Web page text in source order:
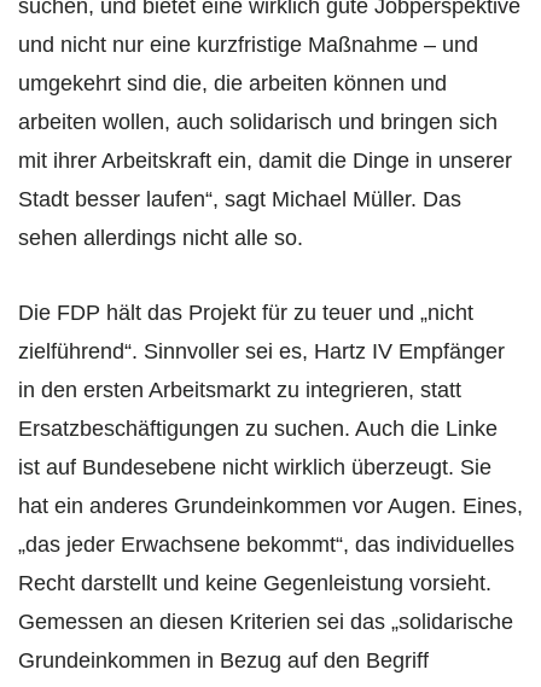
suchen, und bietet eine wirklich gute Jobperspektive
und nicht nur eine kurzfristige Maßnahme – und
umgekehrt sind die, die arbeiten können und
arbeiten wollen, auch solidarisch und bringen sich
mit ihrer Arbeitskraft ein, damit die Dinge in unserer
Stadt besser laufen“, sagt Michael Müller. Das
sehen allerdings nicht alle so.
Die FDP hält das Projekt für zu teuer und „nicht
zielführend“. Sinnvoller sei es, Hartz IV Empfänger
in den ersten Arbeitsmarkt zu integrieren, statt
Ersatzbeschäftigungen zu suchen. Auch die Linke
ist auf Bundesebene nicht wirklich überzeugt. Sie
hat ein anderes Grundeinkommen vor Augen. Eines,
„das jeder Erwachsene bekommt“, das individuelles
Recht darstellt und keine Gegenleistung vorsieht.
Gemessen an diesen Kriterien sei das „solidarische
Grundeinkommen in Bezug auf den Begriff